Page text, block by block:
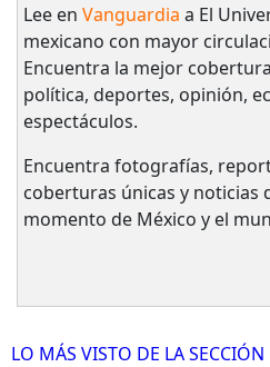
Lee en Vanguardia a El
mexicano con mayor
Encuentra la mejor
política, deportes, opinión,
espectáculos.
Encuentra fotografías,
coberturas únicas y noticias
momento de México y el
LO MÁS VISTO DE LA SECCIÓN